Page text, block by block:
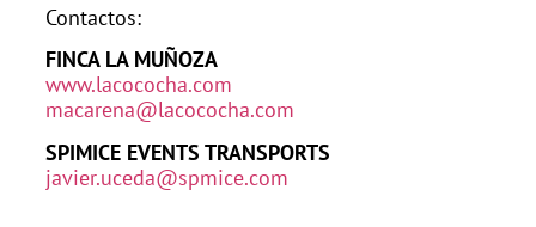
Contactos:
FINCA LA MUÑOZA
www.lacococha.com
macarena@lacococha.com
SPIMICE EVENTS TRANSPORTS
javier.uceda@spmice.com